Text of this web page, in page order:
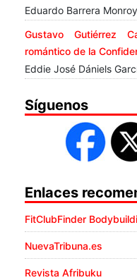
Eduardo Barrera
Gustavo Gutiérrez
romántico de la
Eddie José Dániels
Síguenos
Enlaces
FitClubFinder
NuevaTribuna.es
Revista Afribuku